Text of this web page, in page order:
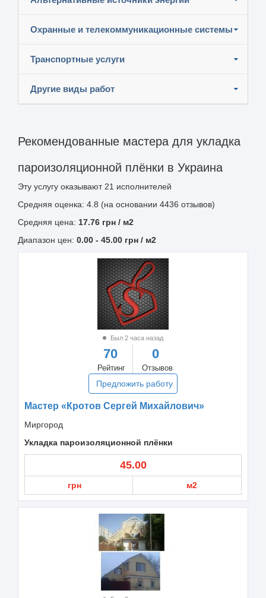
Охранные и телекоммуникационные системы
Транспортные услуги
Другие виды работ
Рекомендованные мастера для укладка
пароизоляционной плёнки в Украина
Эту услугу оказывают 21 исполнителей
Средняя оценка: 4.8 (на основании 4436 отзывов)
Средняя цена: 17.76 грн / м2
Диапазон цен: 0.00 - 45.00 грн / м2
Был 2 часа назад
70
Рейтинг
0
Отзывов
Предложить работу
Мастер «Кротов Сергей Михайлович»
Миргород
Укладка пароизоляционной плёнки
45.00
грн м2